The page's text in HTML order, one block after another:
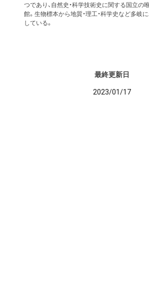
つであり、自然史・科学技術史に関する国立の
館。生物標本から地質・理工・科学史など多岐
している。
最終更新日
2023/01/17